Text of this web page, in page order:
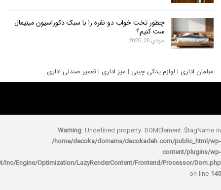
چطور تخت خواب دو نفره را با سبک دکوراسیون مینیمال
ست کنیم؟
جولای 28, 2025
|لوازم یدکی چینی|میز اداری| تعمیر صندلی اداری
Warning: Undefined property:
/home/decoka/domains/decokadeh.com/
rocket/inc/Engine/Optimization/LazyRenderContent/Frontend/